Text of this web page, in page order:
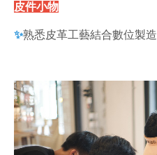
皮件小物
✨熟悉皮革工藝結合數位製造